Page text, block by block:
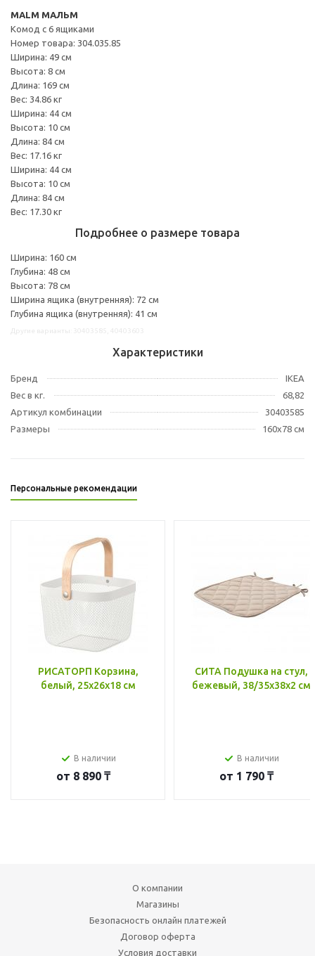
MALM МАЛЬМ
Комод с 6 ящиками
Номер товара: 304.035.85
Ширина: 49 см
Высота: 8 см
Длина: 169 см
Вес: 34.86 кг
Ширина: 44 см
Высота: 10 см
Длина: 84 см
Вес: 17.16 кг
Ширина: 44 см
Высота: 10 см
Длина: 84 см
Вес: 17.30 кг
Подробнее о размере товара
Ширина: 160 см
Глубина: 48 см
Высота: 78 см
Ширина ящика (внутренняя): 72 см
Глубина ящика (внутренняя): 41 см
Характеристики
Бренд
IKEA
Вес в кг.
68,82
Артикул комбинации
30403585
Размеры
160x78 см
Персональные рекомендации
РИСАТОРП Корзина,
белый, 25x26x18 см
В наличии
от 8 890 ₸
СИТА Подушка на стул,
бежевый, 38/35x38x2 см
В наличии
от 1 790 ₸
О компании
Магазины
Безопасность онлайн платежей
Договор оферта
Условия доставки